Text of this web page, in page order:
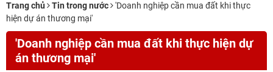
Trang chủ Tin trong nước
'Doanh nghiệp cần mua đất khi thực
hiện dự án thương mại'
'Doanh nghiệp cần mua đất khi thực hiện dự
án thương mại'